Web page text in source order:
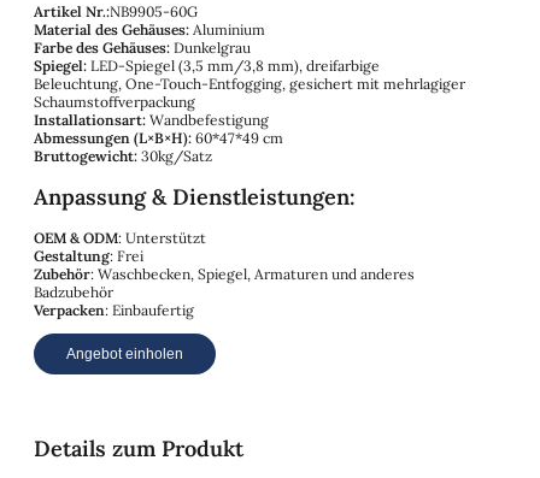
Artikel Nr.:NB9905-60G
Material des Gehäuses: Aluminium
Farbe des Gehäuses: Dunkelgrau
Spiegel: LED-Spiegel (3,5 mm/3,8 mm), dreifarbige
Beleuchtung, One-Touch-Entfogging, gesichert mit mehrlagiger
Schaumstoffverpackung
Installationsart: Wandbefestigung
Abmessungen (L×B×H): 60*47*49 cm
Bruttogewicht: 30kg/Satz
Anpassung & Dienstleistungen:
OEM & ODM: Unterstützt
Gestaltung: Frei
Zubehör: Waschbecken, Spiegel, Armaturen und anderes
Badzubehör
Verpacken: Einbaufertig
Angebot einholen
Details zum Produkt